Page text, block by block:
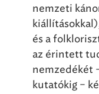
nemzeti
és a
az érintett
nemzedékét
kutatókig –